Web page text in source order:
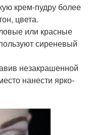
крем-пудру более
цвета.
или красные
сиреневый
незакрашенной
нанести ярко-